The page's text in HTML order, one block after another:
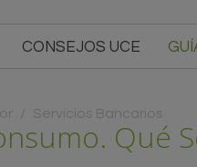
CONSEJOS UCE
Servicios Bancarios
Qué